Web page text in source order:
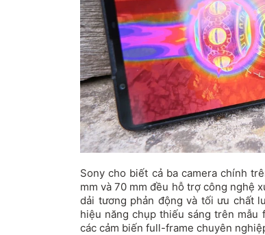
Sony cho biết cả ba camera chính
mm và 70 mm đều hỗ trợ công nghệ
dải tương phản động và tối ưu chất
hiệu năng chụp thiếu sáng trên
các cảm biến full-frame chuyên